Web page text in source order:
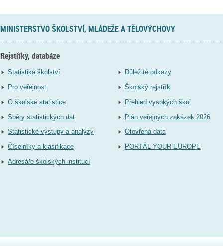
MINISTERSTVO ŠKOLSTVÍ, MLÁDEŽE A TĚLOVÝCHOVY
Rejstříky, databáze
Statistika školství
Pro veřejnost
O školské statistice
Sběry statistických dat
Statistické výstupy a analýzy
Číselníky a klasifikace
Adresáře školských institucí
Důležité odkazy
Školský rejstřík
Přehled vysokých škol
Plán veřejných zakázek 2026
Otevřená data
PORTÁL YOUR EUROPE